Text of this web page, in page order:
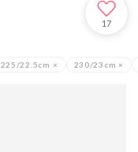
17
225/22.5cm × 230/23cm ×